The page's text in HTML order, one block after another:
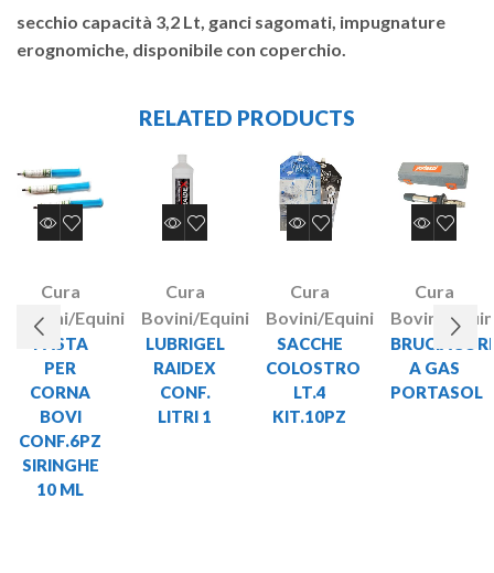
secchio capacità 3,2 Lt, ganci sagomati, impugnature
erognomiche, disponibile con coperchio.
RELATED PRODUCTS
Cura
Bovini/Equini
PASTA
PER
CORNA
BOVI
CONF.6PZ
SIRINGHE
10 ML
Cura
Bovini/Equini
LUBRIGEL
RAIDEX
CONF.
LITRI 1
Cura
Bovini/Equini
SACCHE
COLOSTRO
LT.4
KIT.10PZ
Cura
Bovini/
A GAS
PORTASOL